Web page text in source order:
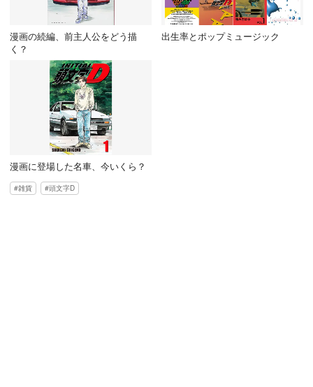
漫画の続編、前主人公をどう描
く？
出生率とポップミュージック
漫画に登場した名車、今いくら？
雑貨 頭文字D